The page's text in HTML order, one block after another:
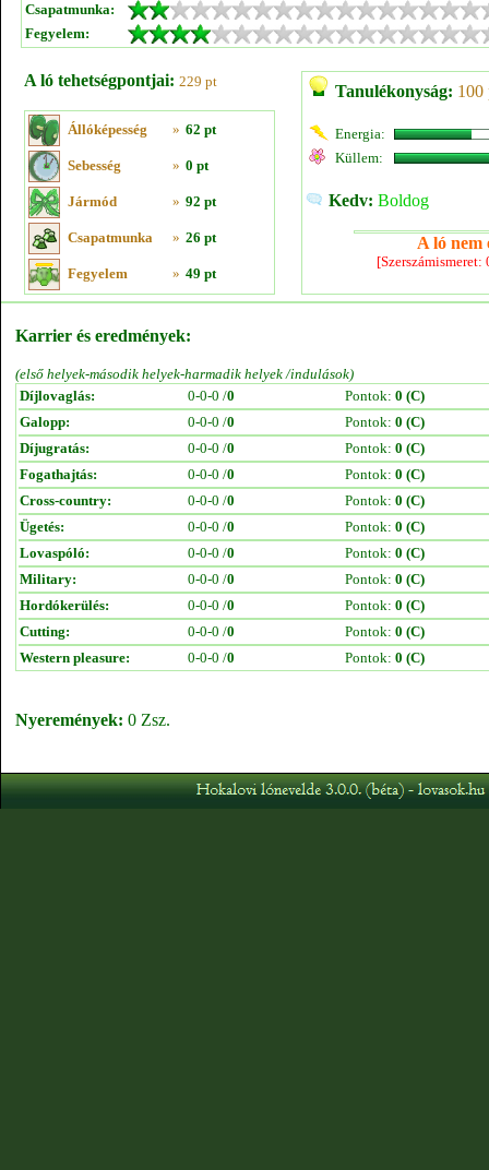
Csapatmunka:
Fegyelem:
A ló tehetségpontjai: 229 pt
Állóképesség » 62 pt
Sebesség » 0 pt
Jármód » 92 pt
Csapatmunka » 26 pt
Fegyelem » 49 pt
Tanulékonyság: 100
Energia:
Küllem:
Kedv: Boldog
A ló nem
Karrier és eredmények:
(első helyek-második helyek-harmadik helyek /indulások)
Díjlovaglás:
0-0-0 /0 Pontok: 0 (C)
Galopp:
0-0-0 /0 Pontok: 0 (C)
Díjugratás:
0-0-0 /0 Pontok: 0 (C)
Fogathajtás:
0-0-0 /0 Pontok: 0 (C)
Cross-country:
0-0-0 /0 Pontok: 0 (C)
Ügetés:
0-0-0 /0 Pontok: 0 (C)
Lovaspóló:
0-0-0 /0 Pontok: 0 (C)
Military:
0-0-0 /0 Pontok: 0 (C)
Hordókerülés:
0-0-0 /0 Pontok: 0 (C)
Cutting:
0-0-0 /0 Pontok: 0 (C)
Western pleasure:
0-0-0 /0 Pontok: 0 (C)
Nyeremények: 0 Zsz.